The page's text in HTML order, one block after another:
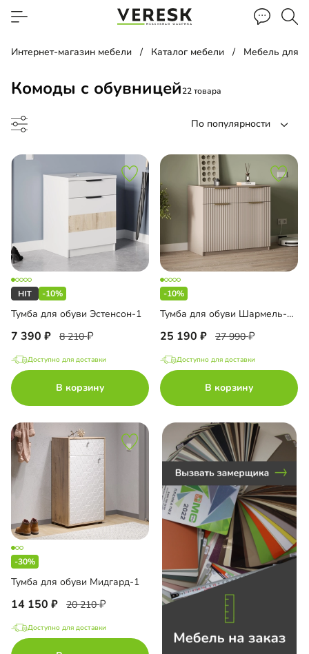
Интернет-магазин мебели Каталог мебели Мебель для
Комоды с обувницей22 товара
По популярности
до
до
до
пленкой ПВХ
эмалью
-10%
Тумба для обуви Эстенсон-1
7 390 8 210
Доступно для доставки
В корзину
-10%
Тумба для обуви Шармель-2 Лайф
25 190 27 990
Доступно для доставки
В корзину
-30%
Тумба для обуви Мидгард-1
14 150 20 210
Доступно для доставки